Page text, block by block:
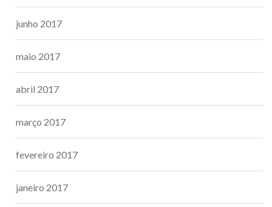
junho 2017
maio 2017
abril 2017
março 2017
fevereiro 2017
janeiro 2017